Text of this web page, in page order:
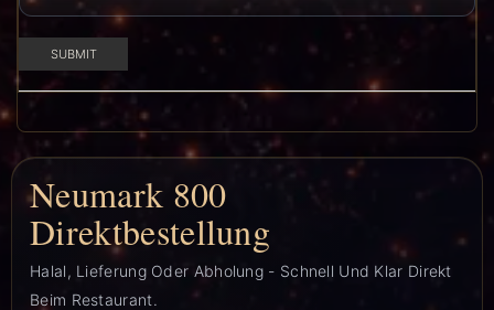
Neumark 800
Direktbestellung
Halal, Lieferung Oder Abholung - Schnell Und Klar Direkt
Beim Restaurant.